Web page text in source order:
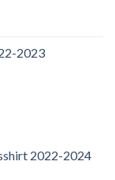
2023
2022-2024